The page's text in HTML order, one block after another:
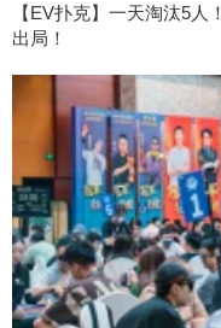
【EV扑克】一天淘汰5人
出局！